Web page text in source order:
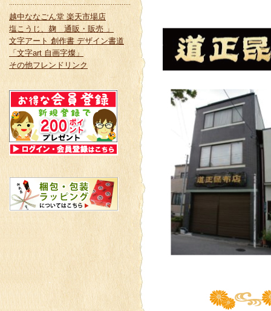
越中ななごん堂 楽天市場店
塩こうじ、麹 通販・販売 」
文字アート 創作書 デザイン書道
「文字art 自画字燦」
その他フレンドリンク